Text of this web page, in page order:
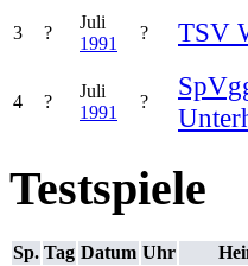
3 ?
Juli
1991
? TSV
4 ?
Juli
1991
?
Testspiele
Sp. Tag Datum Uhr